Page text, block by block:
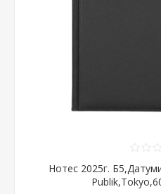
Нотес 2025г.